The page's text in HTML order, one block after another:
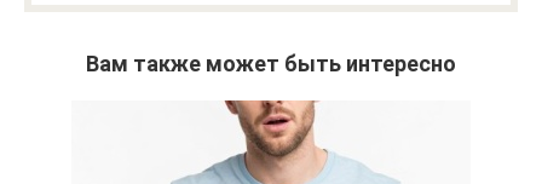
Вам также может быть интересно